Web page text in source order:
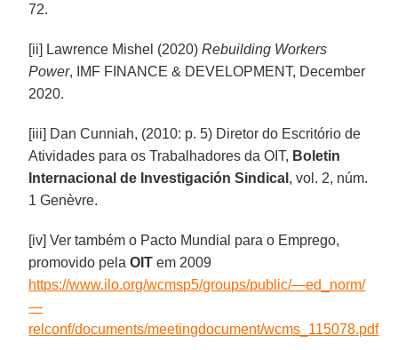
72.
[ii] Lawrence Mishel (2020)Rebuilding Workers
Power, IMF FINANCE & DEVELOPMENT, December
2020.
[iii] Dan Cunniah, (2010: p. 5) Diretor do Escritório de
Atividades para os Trabalhadores da OIT, Boletin
Internacional de Investigación Sindical , vol. 2, núm.
1 Genèvre.
[iv] Ver também o Pacto Mundial para o Emprego,
promovido pelaOIT em 2009
https://www.ilo.org/wcmsp5/groups/public/—ed_norm/
—
relconf/documents/meetingdocument/wcms_115078.pdf